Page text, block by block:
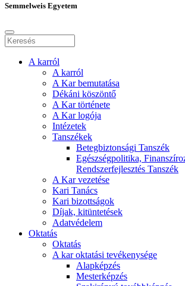
Semmelweis Egyetem
A karról
A karról
A Kar bemutatása
Dékáni köszöntő
A Kar története
A Kar logója
Intézetek
Tanszékek
Betegbiztonsági Tanszék
Egészségpolitika,
Rendszerfejlesztés Tanszék
A Kar vezetése
Kari Tanács
Kari bizottságok
Díjak, kitüntetések
Adatvédelem
Oktatás
Oktatás
A kar oktatási tevékenysége
Alapképzés
Mesterképzés